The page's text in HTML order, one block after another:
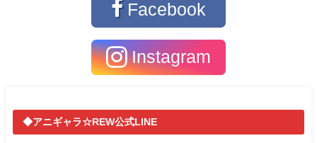
Facebook
Instagram
◆アニギャラ☆REW公式LINE